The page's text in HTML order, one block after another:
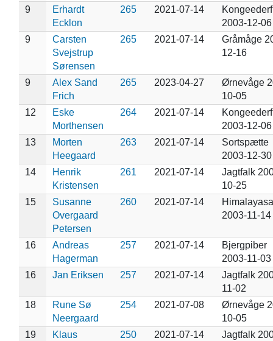
9
Erhardt
Ecklon
265 2021-07-14
2003-12-06
9
Carsten
Svejstrup
Sørensen
265 2021-07-14
Gråmåge
12-16
9
Alex Sand
Frich
265 2023-04-27
Ørnevåge
10-05
12
Eske
Morthensen
264 2021-07-14
2003-12-06
13
Morten
Heegaard
263 2021-07-14
Sortspætte
2003-12-30
14
Henrik
Kristensen
261 2021-07-14
Jagtfalk
10-25
15
Susanne
Overgaard
Petersen
260 2021-07-14
2003-11-14
16
Andreas
Hagerman
257 2021-07-14
Bjergpiber
2003-11-03
16
Jan Eriksen 257 2021-07-14
Jagtfalk
11-02
18
Rune Sø
Neergaard
254 2021-07-08
Ørnevåge
10-05
19
Klaus
250 2021-07-14
Jagtfalk